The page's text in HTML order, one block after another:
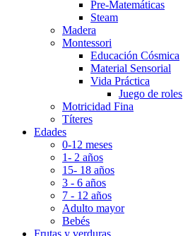
Pre-Matemáticas
Steam
Madera
Montessori
Educación Cósmica
Material Sensorial
Vida Práctica
Juego de roles
Motricidad Fina
Títeres
Edades
0-12 meses
1- 2 años
15- 18 años
3 - 6 años
7 - 12 años
Adulto mayor
Bebés
Frutas y verduras